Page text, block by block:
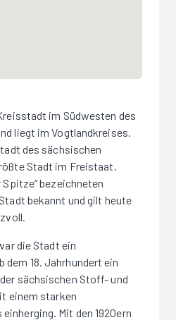
im Südwesten des
liegt im Vogtlandkreises.
des sächsischen
Stadt im Freistaat.
Spitze“ bezeichneten
bekannt und gilt heute
die Stadt ein
dem 18. Jahrhundert ein
sächsischen Stoff- und
einem starken
Mit den 1920ern